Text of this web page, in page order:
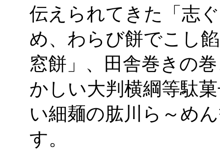
伝えられてきた「志
め、わらび餅でこし
窓餅」、田舎巻きの
かしい大判横綱等駄
い細麺の肱川ら～め
す。